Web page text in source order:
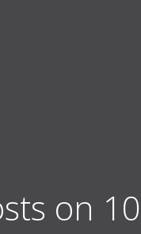
on